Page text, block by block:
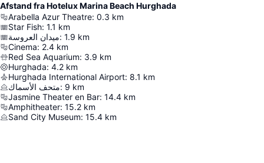
Afstand fra Hotelux Marina Beach Hurghada
Arabella Azur Theatre: 0.3 km
Star Fish: 1.1 km
ميدان العروسة: 1.9 km
Cinema: 2.4 km
Red Sea Aquarium: 3.9 km
Hurghada: 4.2 km
Hurghada International Airport: 8.1 km
متحف الأسماك: 9 km
Jasmine Theater en Bar: 14.4 km
Amphitheater: 15.2 km
Sand City Museum: 15.4 km